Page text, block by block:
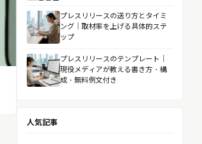
プレスリリースの送り方とタイミ
ング｜取材率を上げる具体的ステ
ップ
プレスリリースのテンプレート｜
現役メディアが教える書き方・構
成・無料例文付き
人気記事